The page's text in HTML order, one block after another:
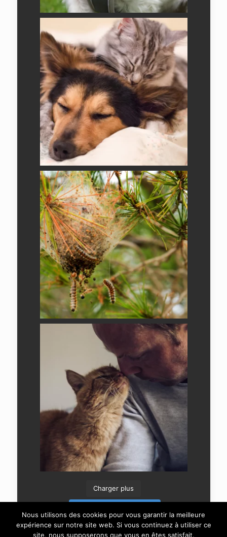
Charger plus
Nous utilisons des cookies pour vous garantir la meilleure
expérience sur notre site web. Si vous continuez à utiliser ce
site, nous supposerons que vous en êtes satisfait.